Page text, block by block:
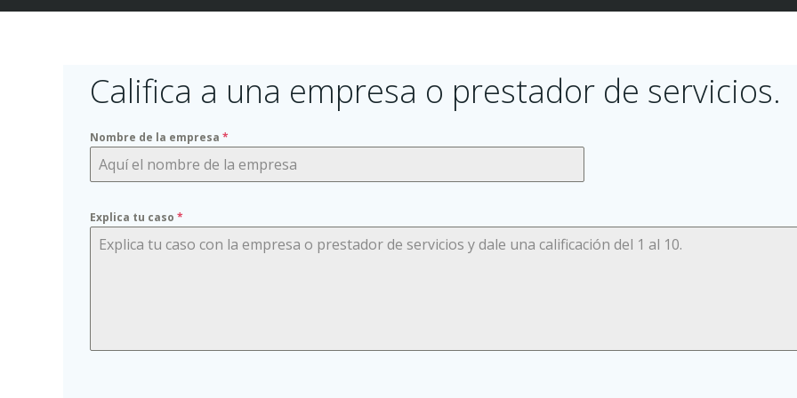
Califica a una empresa o prestador de servicios.
Nombre de la empresa *
Explica tu caso *